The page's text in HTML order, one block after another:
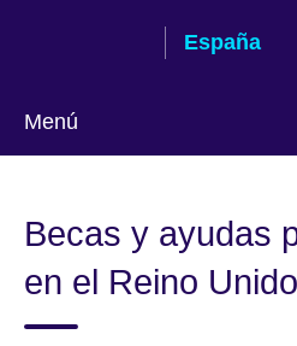
España
Menú
Becas y ayudas
en el Reino Unido